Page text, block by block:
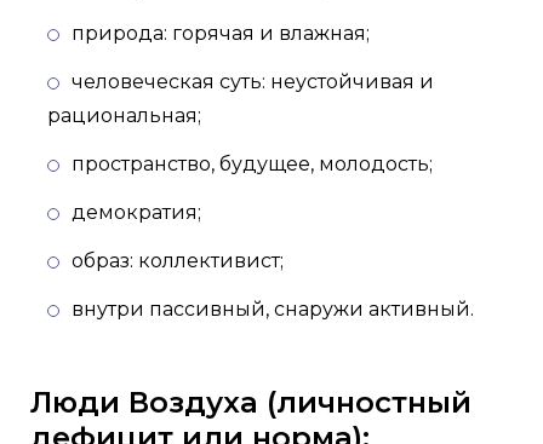
природа: горячая и влажная;
человеческая суть: неустойчивая и
рациональная;
пространство, будущее, молодость;
демократия;
образ: коллективист;
внутри пассивный, снаружи активный.
Люди Воздуха (личностный